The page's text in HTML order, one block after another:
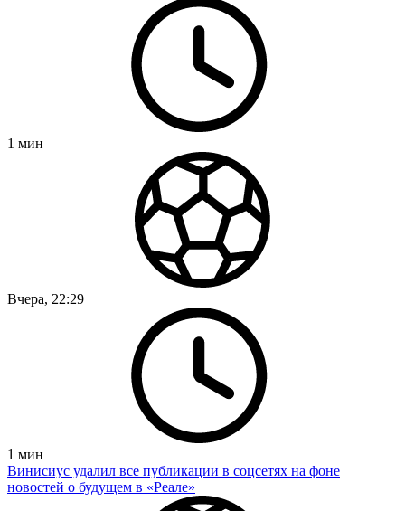
1 мин
Вчера, 22:29
1 мин
Винисиус удалил все публикации в соцсетях на фоне
новостей о будущем в «Реале»